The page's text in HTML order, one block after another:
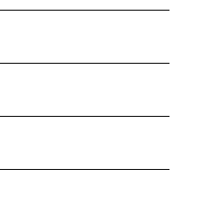
acqua e
tonda